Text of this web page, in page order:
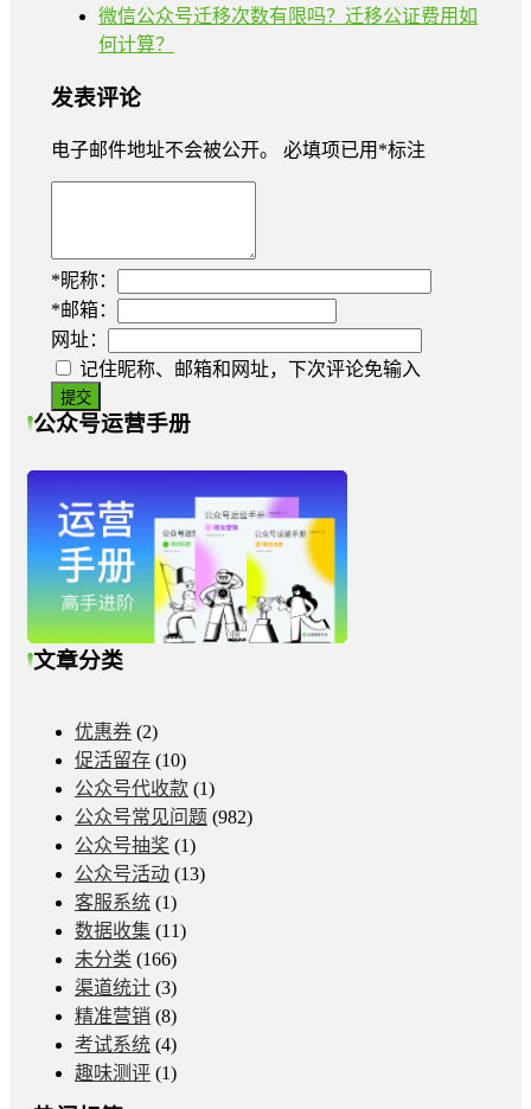
微信公众号迁移次数有限吗？迁移公证费用如
何计算？
发表评论
电子邮件地址不会被公开。 必填项已用 *标注
*昵称：
*邮箱：
网址：
记住昵称、邮箱和网址，下次评论免输入
公众号运营手册
文章分类
优惠券 (2)
促活留存 (10)
公众号代收款 (1)
公众号常见问题 (982)
公众号抽奖 (1)
公众号活动 (13)
客服系统 (1)
数据收集 (11)
未分类 (166)
渠道统计 (3)
精准营销 (8)
考试系统 (4)
趣味测评 (1)